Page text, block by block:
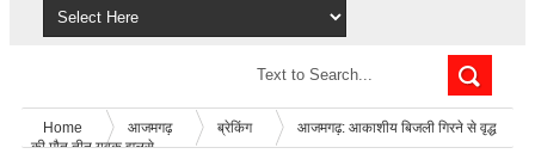
Home आजमगढ़ ब्रेकिंग
आजमगढ़: आकाशीय बिजली गिरने से वृद्ध
की मौत,तीन युवक झुलसे